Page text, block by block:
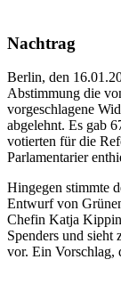
Nachtrag
Berlin, den
Abstimmung die
vorgeschlagene
abgelehnt. Es gab
votierten für die
Parlamentarier
Hingegen stimmte
Entwurf von
Chefin Katja
Spenders und sieht
vor. Ein Vorschlag,